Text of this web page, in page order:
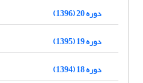
دوره 20 (1396)
دوره 19 (1395)
دوره 18 (1394)